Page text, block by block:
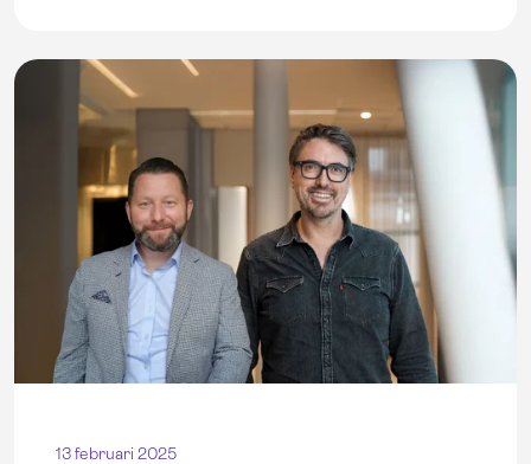
13 februari 2025